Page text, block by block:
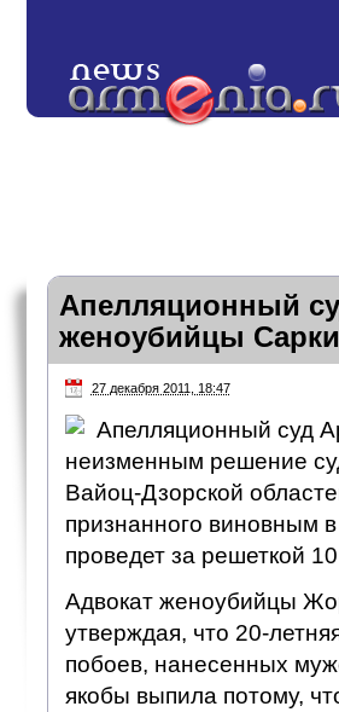
Апелляционный
женоубийцы
27 декабря 2011, 18:47
Апелляционный суд
неизменным решение
Вайоц-Дзорской
признанного виновным
проведет за решеткой 10
Адвокат женоубийцы
утверждая, что 20-
побоев, нанесенных
якобы выпила потому,